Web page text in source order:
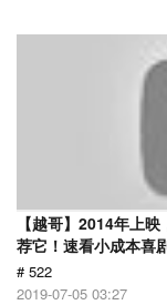
【越哥】2014年上
荐它！速看小成本喜
# 522
2019-07-05 03:27